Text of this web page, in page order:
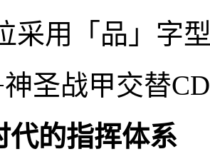
采用「品」字
圣战甲交替
代的指挥体系